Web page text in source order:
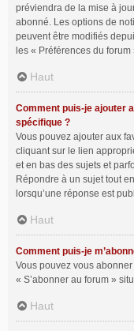
préviendra de la mise à
abonné. Les options de
peuvent être modifiés
les « Préférences du forum
Haut
Comment puis-je ajouter
spécifique ?
Vous pouvez ajouter aux
cliquant sur le lien
et en bas des sujets et
Répondre à un sujet tout
lorsqu’une réponse est
Haut
Comment puis-je
Vous pouvez vous
« S’abonner au forum »
Haut